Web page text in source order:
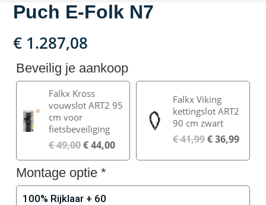
Puch E-Folk N7
€ 1.287,08
Beveilig je aankoop
Falkx Kross
vouwslot ART2 95
cm voor
fietsbeveiliging
€49,00€44,00
Falkx Viking
kettingslot ART2
90 cm zwart
€41,99€36,99
Montage optie *
100% Rijklaar + 60